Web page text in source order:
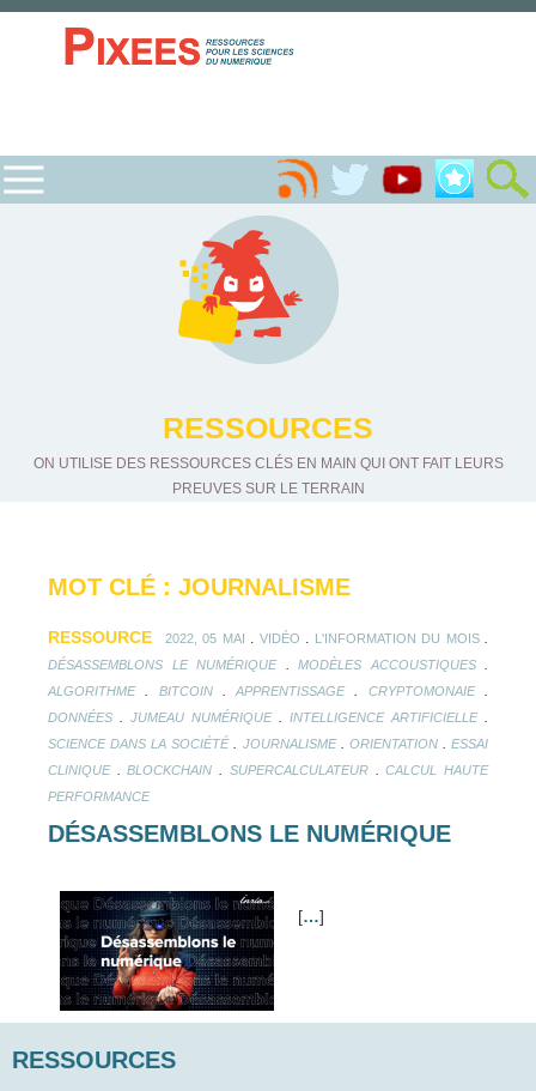
RESSOURCES
ON UTILISE DES RESSOURCES CLÉS EN MAIN QUI ONT FAIT LEURS
PREUVES SUR LE TERRAIN
MOT CLÉ : JOURNALISME
RESSOURCE 2022, 05 MAI VIDÉO L'INFORMATION DU MOIS.
DÉSASSEMBLONS LE NUMÉRIQUE. MODÈLES ACCOUSTIQUES.
ALGORITHME. BITCOIN.APPRENTISSAGE. CRYPTOMONAIE.
DONNÉES JUMEAU NUMÉRIQUE. INTELLIGENCE ARTIFICIELLE.
SCIENCE DANS LA SOCIÉTÉ. JOURNALISME. ORIENTATION.ESSAI
CLINIQUE.BLOCKCHAIN SUPERCALCULATEUR.CALCUL HAUTE
PERFORMANCE
DÉSASSEMBLONS LE NUMÉRIQUE
[…]
RESSOURCES